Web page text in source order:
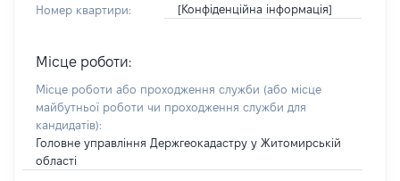
Номер квартири: [Конфіденційна інформація]
Місце роботи:
Місце роботи або проходження служби (або місце
майбутньої роботи чи проходження служби для
кандидатів):
Головне управління Держгеокадастру у Житомирській
області